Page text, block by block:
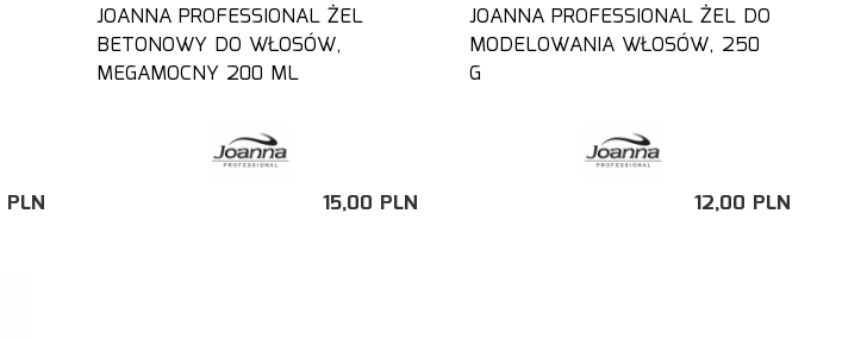
PLN
JOANNA PROFESSIONAL ŻEL
BETONOWY DO WŁOSÓW,
MEGAMOCNY 200 ML
15,00 PLN
JOANNA PROFESSIONAL ŻEL DO
MODELOWANIA WŁOSÓW, 250
G
12,00 PLN